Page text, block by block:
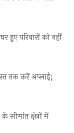
हुए परिवारों को नहीं
तक करें अप्लाई;
सीमांत क्षेत्रों में